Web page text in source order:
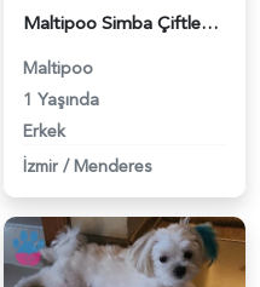
Maltipoo Simba Çiftleşme İlanı - 118984569
Maltipoo
1 Yaşında
Erkek
İzmir / Menderes